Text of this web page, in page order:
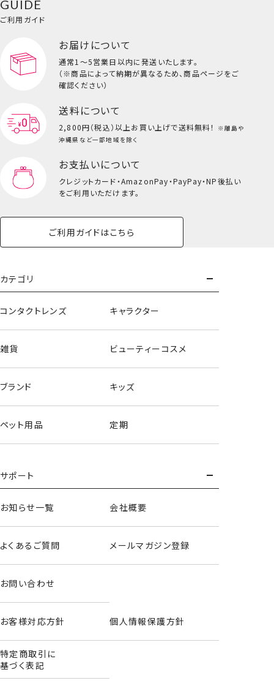
イクアップ
ビューティーコスメ一覧を見る
バッグ・タオル・
小物
キッズ一覧を見る
GUIDE
ご利用ガイド
お届けについて
通常1～5営業日以内に発送いたします。
（※商品によって納期が異なるため、商品ページをご
確認ください）
送料について
2,800円（税込）以上お買い上げで送料無料！
※離島や
沖縄県など一部地域を除く
お支払いについて
クレジットカード・AmazonPay・PayPay・NP後払い
をご利用いただけます。
ご利用ガイドはこちら
カテゴリ
コンタクトレンズ キャラクター
雑貨 ビューティーコスメ
ブランド キッズ
ペット用品 定期
サポート
お知らせ一覧 会社概要
よくあるご質問 メールマガジン登録
お問い合わせ
お客様対応方針 個人情報保護方針
特定商取引に
基づく表記